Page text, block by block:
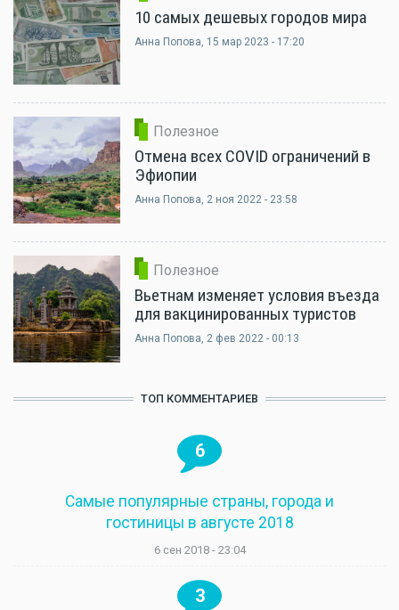
10 самых дешевых городов мира
Анна Попова, 15 мар 2023 - 17:20
Полезное
Отмена всех COVID ограничений в
Эфиопии
Анна Попова, 2 ноя 2022 - 23:58
Полезное
Вьетнам изменяет условия въезда
для вакцинированных туристов
Анна Попова, 2 фев 2022 - 00:13
ТОП КОММЕНТАРИЕВ
6
Самые популярные страны, города и
гостиницы в августе 2018
6 сен 2018 - 23:04
3